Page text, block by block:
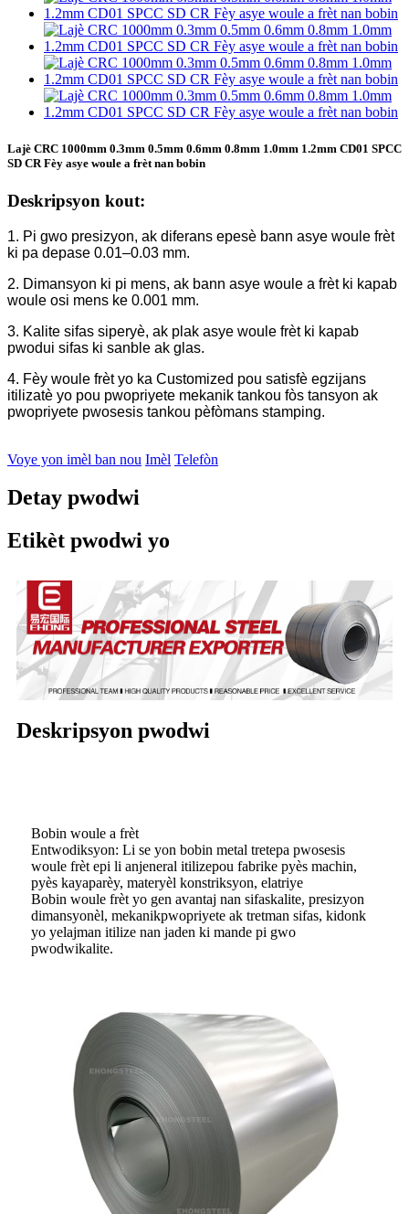
Lajè CRC 1000mm 0.3mm 0.5mm 0.6mm 0.8mm 1.0mm 1.2mm CD01 SPCC
SD CR Fèy asye woule a frèt nan bobin
Deskripsyon kout:
1. Pi gwo presizyon, ak diferans epesè bann asye woule frèt
ki pa depase 0.01–0.03 mm.
2. Dimansyon ki pi mens, ak bann asye woule a frèt ki kapab
woule osi mens ke 0.001 mm.
3. Kalite sifas siperyè, ak plak asye woule frèt ki kapab
pwodui sifas ki sanble ak glas.
4. Fèy woule frèt yo ka Customized pou satisfè egzijans
itilizatè yo pou pwopriyete mekanik tankou fòs tansyon ak
pwopriyete pwosesis tankou pèfòmans stamping.
Voye yon imèl ban nou Imèl Telefòn
Detay pwodwi
Etikèt pwodwi yo
Deskripsyon pwodwi
Bobin woule a frèt
Entwodiksyon: Li se yon bobin metal tretepa pwosesis
woule frèt epi li anjeneral itilizepou fabrike pyès machin,
pyès kayaparèy, materyèl konstriksyon, elatriye
Bobin woule frèt yo gen avantaj nan sifaskalite, presizyon
dimansyonèl, mekanikpwopriyete ak tretman sifas, kidonk
yo yelajman itilize nan jaden ki mande pi gwo
pwodwikalite.